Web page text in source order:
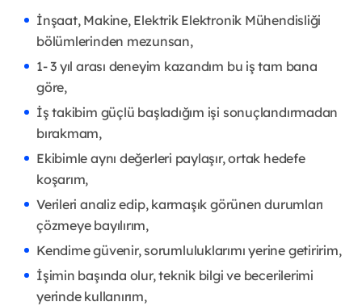
İnşaat, Makine, Elektrik Elektronik Mühendisliği
bölümlerinden mezunsan,
1- 3 yıl arası deneyim kazandım bu iş tam bana
göre,
İş takibim güçlü başladığım işi sonuçlandırmadan
bırakmam,
Ekibimle aynı değerleri paylaşır, ortak hedefe
koşarım,
Verileri analiz edip, karmaşık görünen durumları
çözmeye bayılırım,
Kendime güvenir, sorumluluklarımı yerine getiririm,
İşimin başında olur, teknik bilgi ve becerilerimi
yerinde kullanırım,